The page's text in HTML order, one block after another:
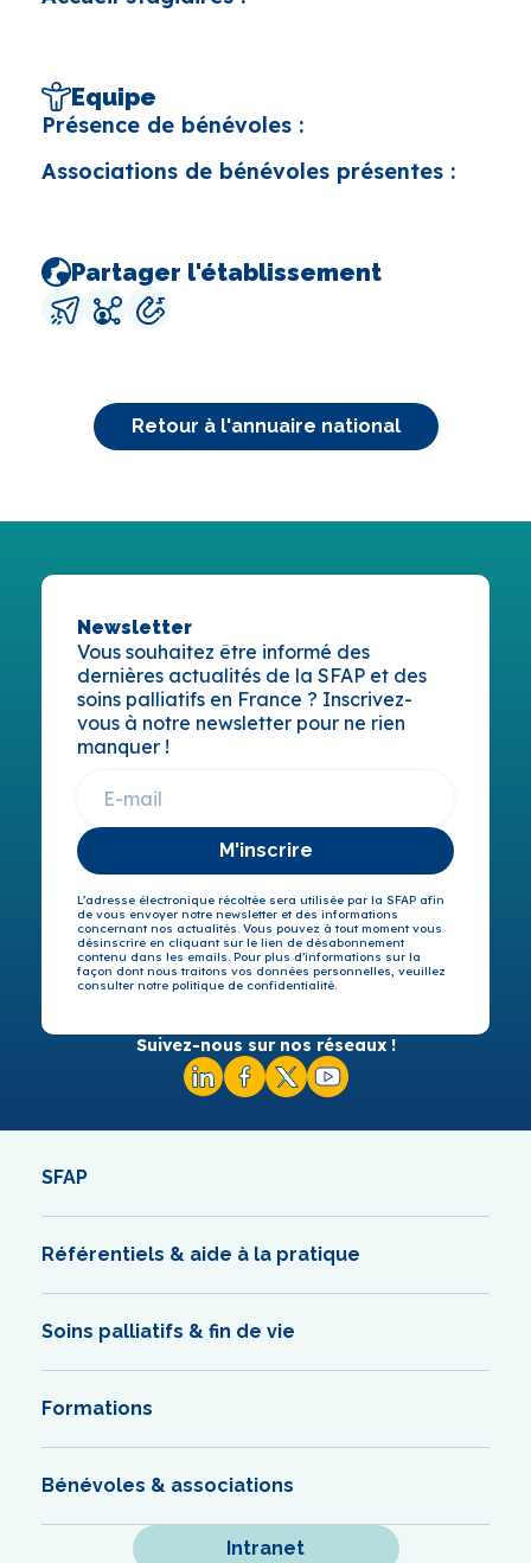
Equipe
Présence de bénévoles :
Associations de bénévoles présentes :
Partager l'établissement
Retour à l'annuaire national
Newsletter
Vous souhaitez être informé des
dernières actualités de la SFAP et des
soins palliatifs en France ? Inscrivez-
vous à notre newsletter pour ne rien
manquer !
M'inscrire
L’adresse électronique récoltée sera utilisée par la SFAP afin
de vous envoyer notre newsletter et des informations
concernant nos actualités. Vous pouvez à tout moment vous
désinscrire en cliquant sur le lien de désabonnement
contenu dans les emails. Pour plus d’informations sur la
façon dont nous traitons vos données personnelles, veuillez
consulter notre politique de confidentialité.
Suivez-nous sur nos réseaux !
SFAP
Référentiels & aide à la pratique
Soins palliatifs & fin de vie
Formations
Bénévoles & associations
Intranet